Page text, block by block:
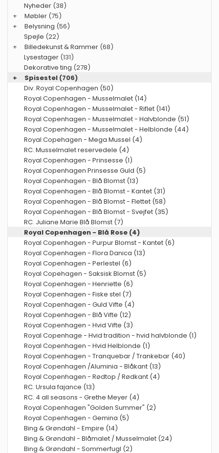
Nyheder (38)
+
Møbler (75)
+
Belysning (56)
Spejle (22)
+
Billedekunst & Rammer (68)
Lysestager (131)
Dekorative ting (278)
+
Spisestel (706)
Div. Royal Copenhagen (50)
Royal Copenhagen - Musselmalet (14)
Royal Copenhagen - Musselmalet - Riflet (141)
Royal Copenhagen - Musselmalet - Halvblonde (51)
Royal Copenhagen - Musselmalet - Helblonde (44)
Royal Copehagen - Mega Mussel (4)
RC. Musselmalet reservedele (4)
Royal Copenhagen - Prinsesse (1)
Royal Copenhagen Prinsesse Guld (5)
Royal Copenhagen - Blå Blomst (13)
Royal Copenhagen - Blå Blomst - Kantet (31)
Royal Copenhagen - Blå Blomst - Flettet (58)
Royal Copenhagen - Blå Blomst - Svejfet (35)
RC. Juliane Marie Blå Blomst (7)
Royal Copenhagen - Blå Rose (4)
Royal Copenhagen - Purpur Blomst - Kantet (6)
Royal Copenhagen - Flora Danica (13)
Royal Copenhagen - Perlestel (6)
Royal Copehagen - Saksisk Blomst (5)
Royal Copenhagen - Henriette (6)
Royal Copenhagen - Fiske stel (7)
Royal Copenhagen - Guld Vifte (4)
Royal Copenhagen - Blå Vifte (12)
Royal Copenhagen - Hvid Vifte (3)
Royal Copenhage - Hvid tradition - hvid halvblonde (1)
Royal Copenhagen - Hvid Helblonde (1)
Royal Copenhagen - Tranquebar / Trankebar (40)
Royal Copenhagen /Aluminia - Blåkant (13)
Royal Copenhagen - Rødtop / Rødkant (4)
RC. Ursula fajance (13)
RC. 4 all seasons - Grethe Meyer (4)
Royal Copenhagen "Golden Summer" (2)
Royal Copenhagen - Gemina (5)
Bing & Grøndahl - Empire (14)
Bing & Grøndahl - Blåmalet / Musselmalet (24)
Bing & Grøndahl - Sommerfugl (2)